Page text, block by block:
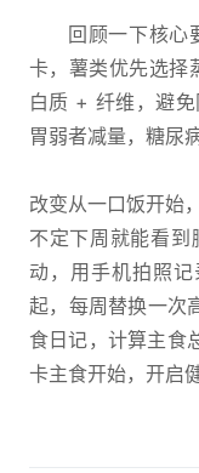
回顾一下核心
卡，薯类优先选择
白质 + 纤维，避
胃弱者减量，糖尿
改变从一口饭开始
不定下周就能看
动，用手机拍照
起，每周替换一次
食日记，计算主食
卡主食开始，开启